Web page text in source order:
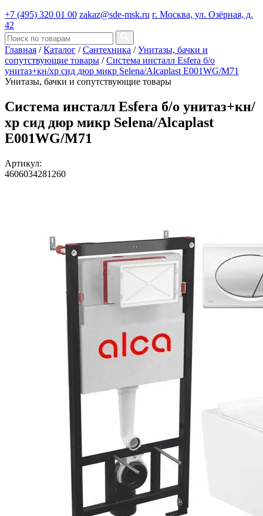
+7 (495) 320 01 00 zakaz@sde-msk.ru г. Москва, ул. Озёрная, д.
42
Главная / Каталог / Сантехника / Унитазы, бачки и
сопутствующие товары / Система инсталл Esfera б/о
унитаз+кн/хр сид дюр микр Selena/Alcaplast E001WG/M71
Унитазы, бачки и сопутствующие товары
Система инсталл Esfera б/о унитаз+кн/
хр сид дюр микр Selena/Alcaplast
E001WG/M71
Артикул:
4606034281260